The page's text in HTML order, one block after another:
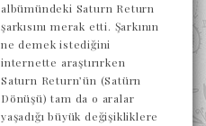
albümündeki Saturn Return
şarkısını merak etti. Şarkının
ne demek istediğini
internette araştırırken
Saturn Return’ün (Satürn
Dönüşü) tam da o aralar
yaşadığı büyük değişikliklere